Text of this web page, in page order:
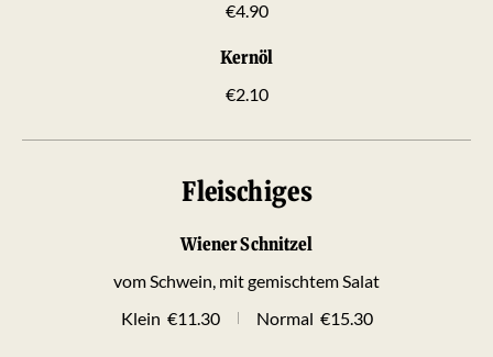
€4.90
Kernöl
€2.10
Fleischiges
Wiener Schnitzel
vom Schwein, mit gemischtem Salat
Klein €11.30 Normal €15.30